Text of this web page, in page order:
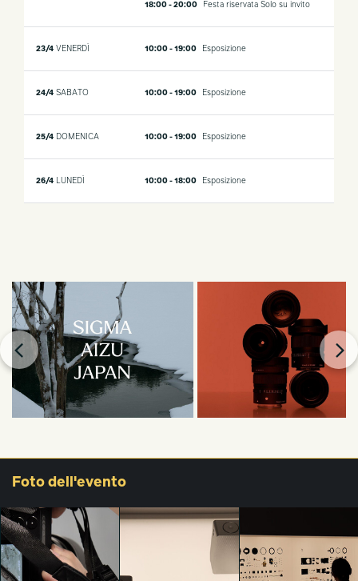
18:00 - 20:00 Festa riservata Solo su invito
23/4 VENERDÌ 10:00 - 19:00 Esposizione
24/4 SABATO 10:00 - 19:00 Esposizione
25/4 DOMENICA 10:00 - 19:00 Esposizione
26/4 LUNEDÌ 10:00 - 18:00 Esposizione
Foto dell'evento